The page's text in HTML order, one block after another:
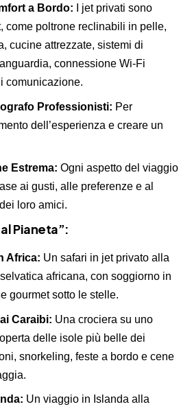
a Bordo: I jet privati sono
come poltrone reclinabili in pelle,
cucine attrezzate, sistemi di
connessione Wi-Fi
comunicazione.
Professionisti: Per
dell’esperienza e creare un
Estrema: Ogni aspetto del viaggio
ai gusti, alle preferenze e al
loro amici.
Pianeta”:
Africa: Un safari in jet privato alla
africana, con soggiorno in
gourmet sotto le stelle.
Caraibi: Una crociera su uno
delle isole più belle dei
snorkeling, feste a bordo e cene
Un viaggio in Islanda alla